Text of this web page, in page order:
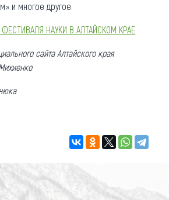
и многое другое.
НАУКИ В АЛТАЙСКОМ КРАЕ
сайта Алтайского края